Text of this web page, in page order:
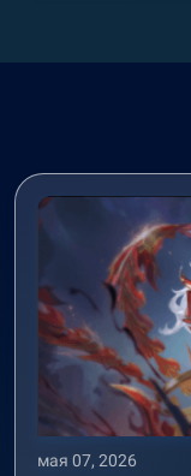
мая 07, 2026